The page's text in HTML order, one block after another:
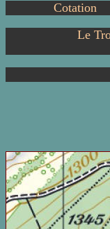
Cotation
Le